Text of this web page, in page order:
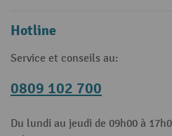
Hotline
Service et conseils au:
0809 102 700
Du lundi au jeudi de 09h00 à